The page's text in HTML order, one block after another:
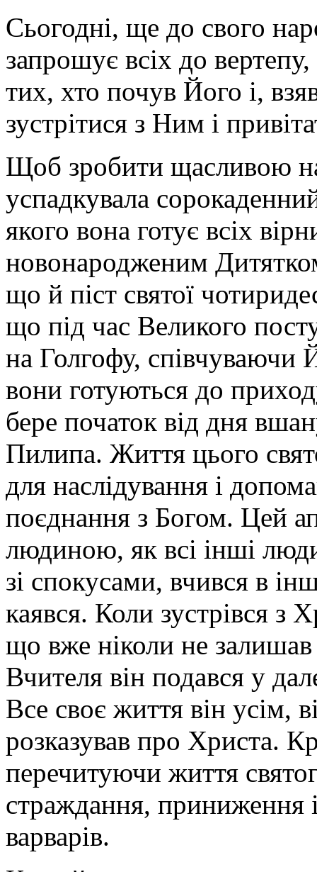
Сьогодні, ще до свого
запрошує всіх до
тих, хто почув Його і,
зустрітися з Ним і
Щоб зробити щасливою
успадкувала
якого вона готує всіх
новонародженим
що й піст святої
що під час Великого
на Голгофу, співчуваючи
вони готують­ся до
бере початок від дня
Пилипа. Життя цього
для наслідування і
поєднання з Богом. Цей
людиною, як всі інші
зі споку­сами, вчився в
каявся. Коли зустрівся
що вже ніколи не
Вчителя він подався у
Все своє життя він усім,
розказував про Христа.
перечитуючи життя
страж­дання, приниження
варварів.